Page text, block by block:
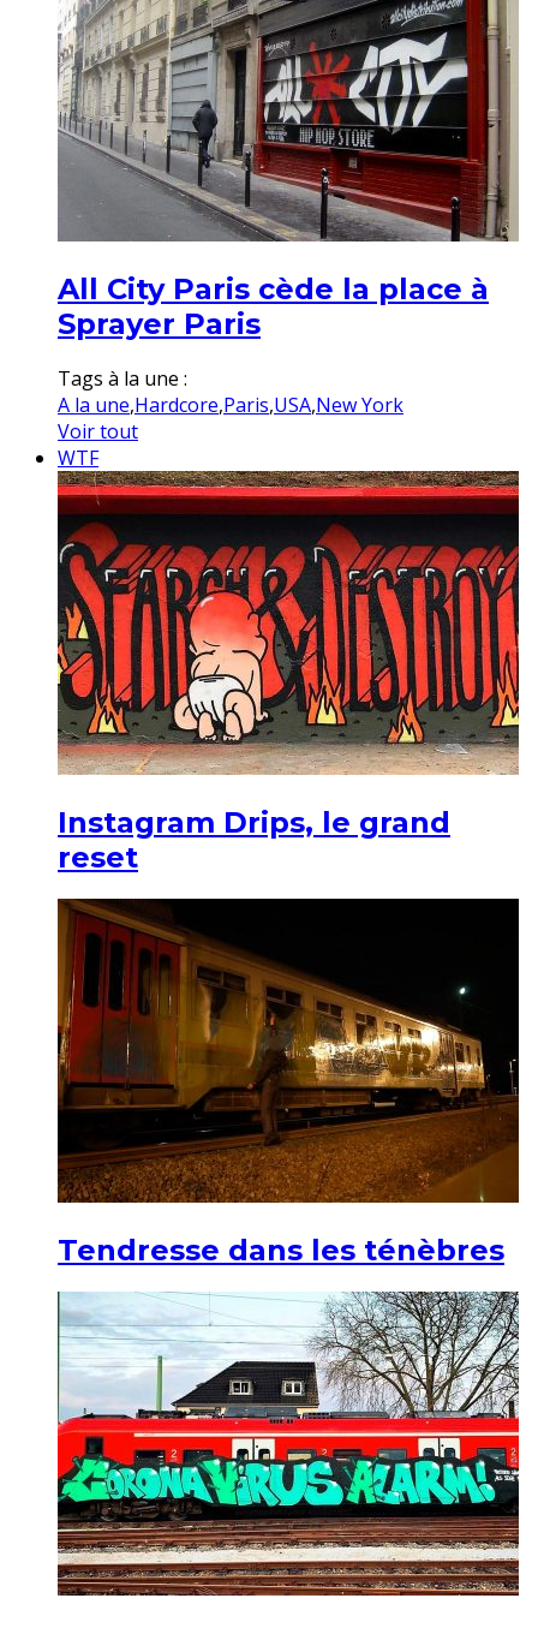
All City Paris cède la place à
Sprayer Paris
Tags à la une :
A la une,Hardcore,Paris,USA,New York
Voir tout
WTF
Instagram Drips, le grand
reset
Tendresse dans les ténèbres